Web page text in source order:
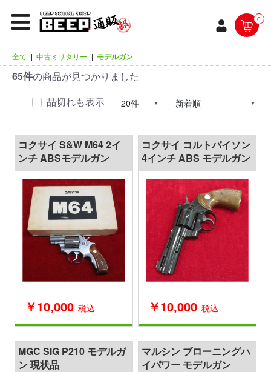
0
全て | 中古ミリタリー | モデルガン
65件の商品が見つかりました
品切れも表示
コクサイ S&W M64 2イ
ンチ ABSモデルガン
￥10,000 税込
コクサイ コルトパイソン
4インチ ABS モデルガン
￥10,000 税込
MGC SIG P210 モデルガ
ン 現状品
マルシン ブローニングハ
イパワー モデルガン